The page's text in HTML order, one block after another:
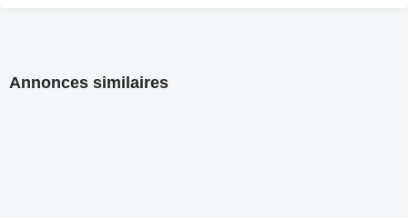
Annonces similaires